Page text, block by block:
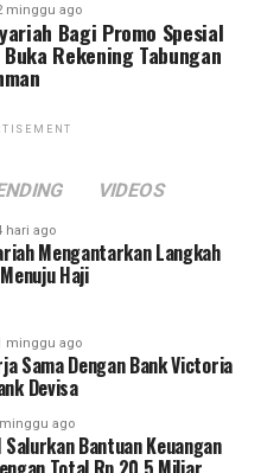
minggu ago
Bagi Promo Spesial
Rekening Tabungan
VIDEOS
hari ago
Mengantarkan Langkah
Haji
minggu ago
Sama Dengan Bank Victoria
Devisa
ago
Bantuan Keuangan